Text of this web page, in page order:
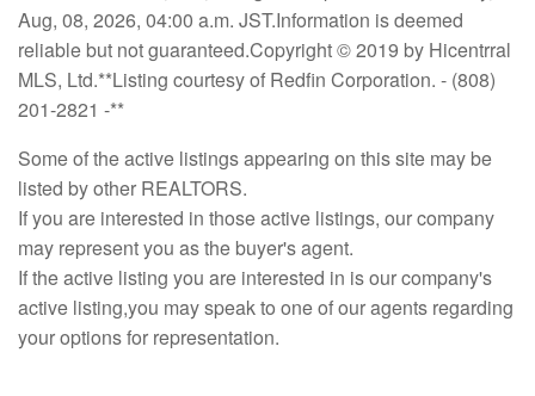
Aug, 08, 2026, 04:00 a.m. JST.Information is deemed
reliable but not guaranteed.Copyright © 2019 by Hicentrral
MLS, Ltd.**Listing courtesy of Redfin Corporation. - (808)
201-2821 -**
Some of the active listings appearing on this site may be
listed by other REALTORS.
If you are interested in those active listings, our company
may represent you as the buyer's agent.
If the active listing you are interested in is our company's
active listing,you may speak to one of our agents regarding
your options for representation.